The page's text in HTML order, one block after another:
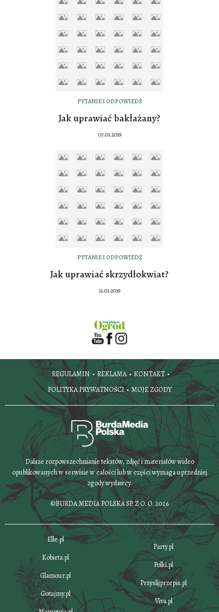
PYTANIE I ODPOWIEDŹ
Jak uprawiać bakłażany?
07.01.2019
PYTANIE I ODPOWIEDŹ
Jak uprawiać skrzydłokwiat?
11.01.2019
REGULAMIN REKLAMA
KONTAKT
POLITYKA PRYWATNOŚCI
MOJE ZGODY
Dalsze rozpowszechnianie tekstów, zdjęć i materiałów wideo
opublikowanych w serwisie w całości lub w części wymaga uprzedniej
zgody wydawcy.
©BURDA MEDIA POLSKA SP. Z O. O. 2026
Elle.pl
Kobieta.pl
Glamour.pl
Gotujmy.pl
Party.pl
Polki.pl
Przyslijprzepis.pl
Viva.pl